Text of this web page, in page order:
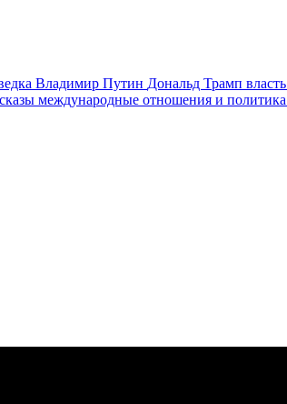
Владимир Путин Дональд Трамп власть
международные отношения и политика